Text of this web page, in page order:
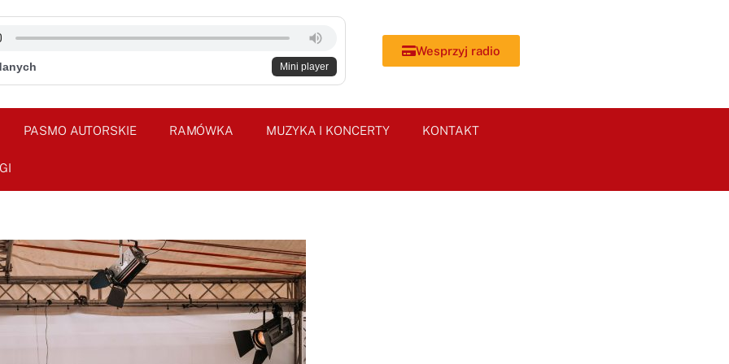
Mini player
Wesprzyj radio
PASMO AUTORSKIE RAMÓWKA MUZYKA I KONCERTY KONTAKT